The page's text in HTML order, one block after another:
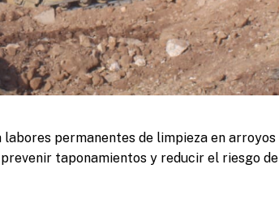
permanentes de limpieza en arroyos
taponamientos y reducir el riesgo de